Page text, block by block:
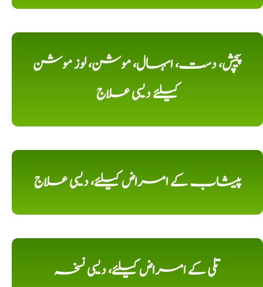
پیچش، دست، اسہال، موشن، لوز موشن
کیلئے دیسی علاج
پیشاب کے امراض کیلئے، دیسی علاج
تلی کے امراض کیلئے، دیسی نسخہ